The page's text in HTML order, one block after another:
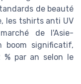
de beauté
les tshirts anti UV
de l'Asie-
boom significatif,
% par an selon le